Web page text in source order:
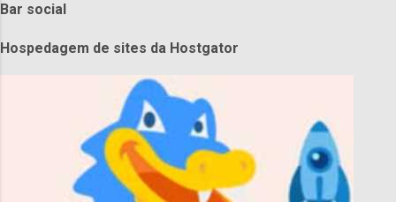
Bar social
Hospedagem de sites da Hostgator